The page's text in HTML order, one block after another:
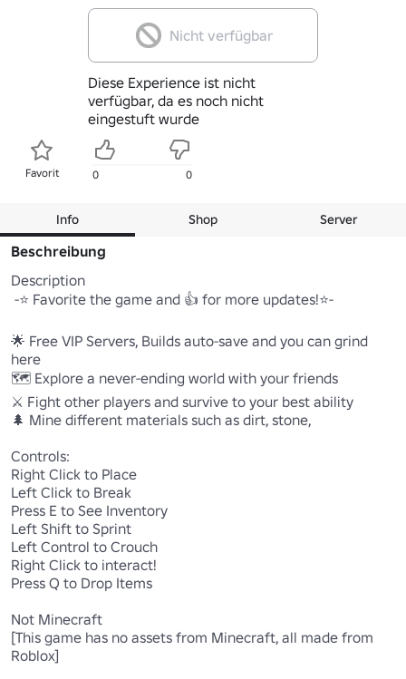
Nicht verfügbar
Diese Experience ist nicht
verfügbar, da es noch nicht
eingestuft wurde
Favorit 0 0
Info Shop Server
Beschreibung
Description
🌟 Free VIP Servers, Builds auto-save and you can grind
here
🗺️ Explore a never-ending world with your friends
⚔️ Fight other players and survive to your best ability
🌲 Mine different materials such as dirt, stone,
Controls:
Right Click to Place
Left Click to Break
Press E to See Inventory
Left Shift to Sprint
Left Control to Crouch
Right Click to interact!
Press Q to Drop Items
Not Minecraft
[This game has no assets from Minecraft, all made from
Roblox]